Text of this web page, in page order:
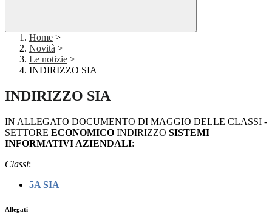
Home >
Novità >
Le notizie >
INDIRIZZO SIA
INDIRIZZO SIA
IN ALLEGATO DOCUMENTO DI MAGGIO DELLE CLASSI -
SETTORE ECONOMICO INDIRIZZO SISTEMI
INFORMATIVI AZIENDALI:
Classi:
5A SIA
Allegati